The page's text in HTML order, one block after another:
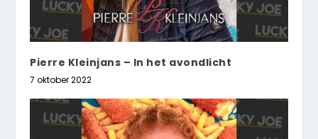
Pierre Kleinjans – In het avondlicht
7 oktober 2022